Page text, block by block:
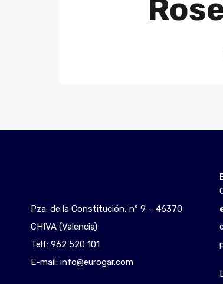
Pza. de la Constitución, nº 9 – 46370
CHIVA (Valencia)
Telf: 962 520 101
E-mail: info@eurogar.com